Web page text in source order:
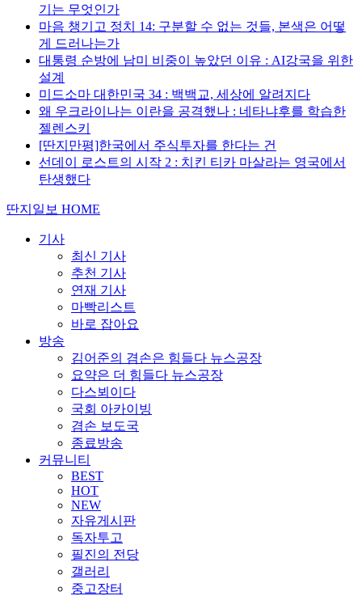
기는 무엇인가
마음 챙기고 정치 14: 구분할 수 없는 것들, 본색은 어떻
게 드러나는가
대통령 순방에 남미 비중이 높았던 이유 : AI강국을 위한
설계
미드소마 대한민국 34 : 백백교, 세상에 알려지다
왜 우크라이나는 이란을 공격했나 : 네타냐후를 학습한
젤렌스키
[딴지만평]한국에서 주식투자를 한다는 건
선데이 로스트의 시작 2 : 치킨 티카 마살라는 영국에서
탄생했다
딴지일보 HOME
기사
최신 기사
추천 기사
연재 기사
마빡리스트
바로 잡아요
방송
김어준의 겸손은 힘들다 뉴스공장
요약은 더 힘들다 뉴스공장
다스뵈이다
국회 아카이빙
겸손 보도국
종료방송
커뮤니티
BEST
HOT
NEW
자유게시판
독자투고
필진의 전당
갤러리
중고장터